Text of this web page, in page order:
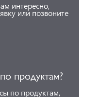
интересно,
или позвоните
продуктам?
по продуктам,